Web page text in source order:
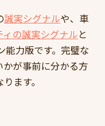
誠実シグナルや、車
ィの誠実シグナルと
能力版です。完璧な
が事前に分かる方
ます。